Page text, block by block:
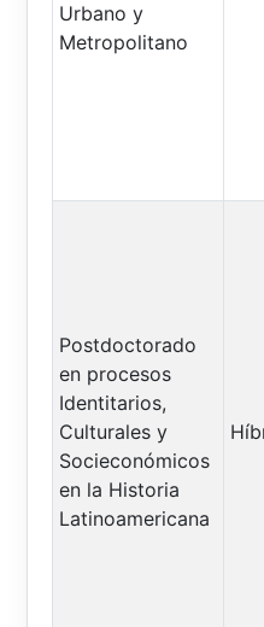
Urbano y
Metropolitano
Postdoctorado
en procesos
Identitarios,
Culturales y
Socieconómicos
en la Historia
Latinoamericana